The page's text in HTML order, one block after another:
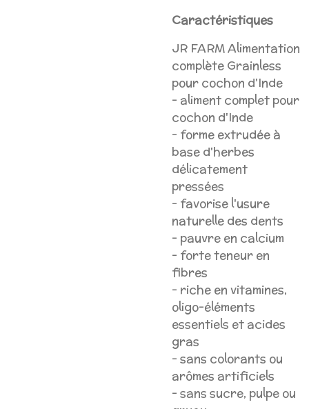
Caractéristiques
JR FARM Alimentation
complète Grainless
pour cochon d'Inde
- aliment complet pour
cochon d'Inde
- forme extrudée à
base d'herbes
délicatement
pressées
- favorise l'usure
naturelle des dents
- pauvre en calcium
- forte teneur en
fibres
- riche en vitamines,
oligo-éléments
essentiels et acides
gras
- sans colorants ou
arômes artificiels
- sans sucre, pulpe ou